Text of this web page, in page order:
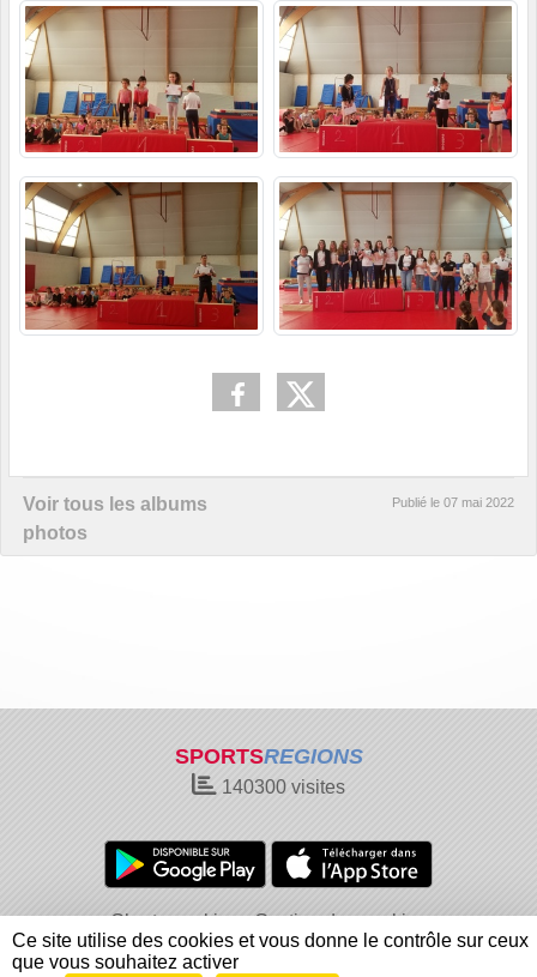
Voir tous les albums
photos
Publié le 07 mai 2022
SPORTSREGIONS
140300 visites
Charte cookies
Gestion des cookies
Informations légales
Signaler un contenu inapproprié
Ce site utilise des cookies et vous donne le contrôle sur ceux
que vous souhaitez activer